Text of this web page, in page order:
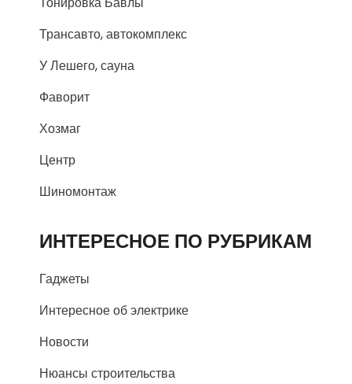
Трансавто, автокомплекс
У Лешего, сауна
Фаворит
Хозмаг
Центр
Шиномонтаж
ИНТЕРЕСНОЕ ПО РУБРИКАМ
Гаджеты
Интересное об электрике
Новости
Нюансы строительства